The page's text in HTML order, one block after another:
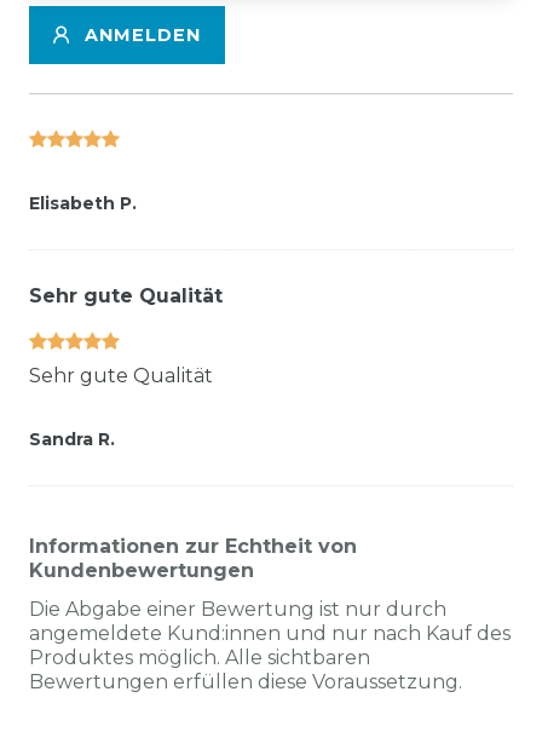
ANMELDEN
Elisabeth P.
Sehr gute Qualität
Sehr gute Qualität
Sandra R.
Informationen zur Echtheit von
Kundenbewertungen
Die Abgabe einer Bewertung ist nur durch
angemeldete Kund:innen und nur nach Kauf des
Produktes möglich. Alle sichtbaren
Bewertungen erfüllen diese Voraussetzung.